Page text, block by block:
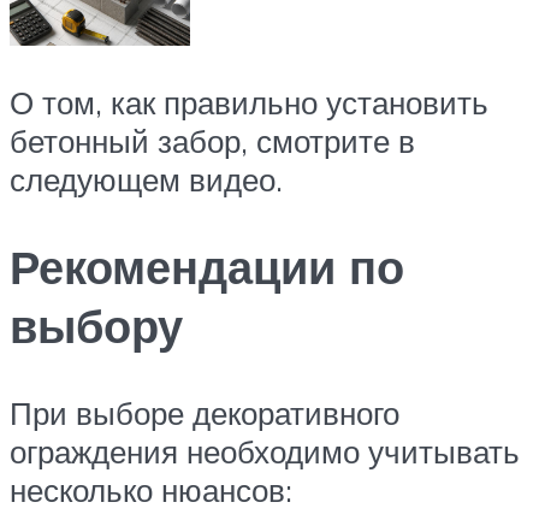
О том, как правильно установить
бетонный забор, смотрите в
следующем видео.
Рекомендации по
выбору
При выборе декоративного
ограждения необходимо учитывать
несколько нюансов: